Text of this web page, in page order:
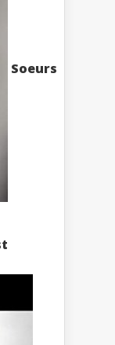
Soeurs